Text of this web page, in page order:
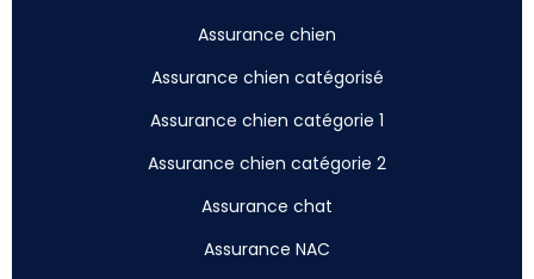
Assurance chien
Assurance chien catégorisé
Assurance chien catégorie 1
Assurance chien catégorie 2
Assurance chat
Assurance NAC